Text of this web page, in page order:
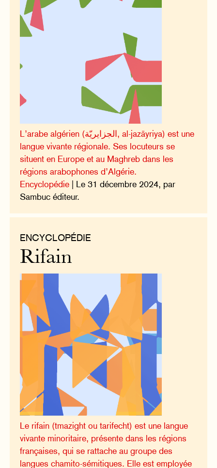
L’arabe algérien (الجزايريّة, al-jazāyriya) est une
langue vivante régionale. Ses locuteurs se
situent en Europe et au Maghreb dans les
régions arabophones d’Algérie.
Encyclopédie | Le 31 décembre 2024, par
Sambuc éditeur.
ENCYCLOPÉDIE
Rifain
Le rifain (tmazight ou tarifecht) est une langue
vivante minoritaire, présente dans les régions
françaises, qui se rattache au groupe des
langues chamito-sémitiques. Elle est employée